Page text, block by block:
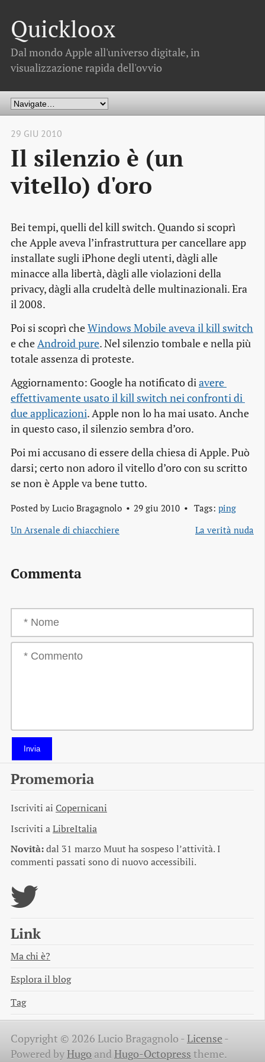
Quickloox
Dal mondo Apple all'universo digitale, in
visualizzazione rapida dell'ovvio
29 GIU 2010
Il silenzio è (un
vitello) d'oro
Bei tempi, quelli delkill switch. Quando si scoprì
che Apple aveva l’infrastruttura per cancellareapp
installate sugli iPhone degli utenti, dàgli alle
minacce alla libertà, dàgli alle violazioni della
privacy, dàgli alla crudeltà delle multinazionali. Era
il 2008.
Poi si scoprì cheWindows Mobile aveva il kill switch
e cheAndroid pure. Nel silenzio tombale e nella più
totale assenza di proteste.
Aggiornamento: Google ha notificato diavere
effettivamente usato il kill switch nei confronti di
due applicazioni. Apple non lo ha mai usato. Anche
in questo caso, il silenzio sembra d’oro.
Poi mi accusano di essere dellachiesa di Apple. Può
darsi; certo non adoro il vitello d’oro con su scritto
se non è Apple va bene tutto.
Posted by Lucio Bragagnolo 29 giu 2010 Tags: ping
Un Arsenale di chiacchiere
La verità nuda
Commenta
Invia
Promemoria
Iscriviti ai Copernicani
Iscriviti aLibreItalia
Novità:dal 31 marzo Muut ha sospeso l’attività. I
commenti passati sono di nuovo accessibili.
Link
Ma chi è?
Esplora il blog
Tag
Copyright © 2026 Lucio Bragagnolo -License -
Powered byHugo and Hugo-Octopress theme.